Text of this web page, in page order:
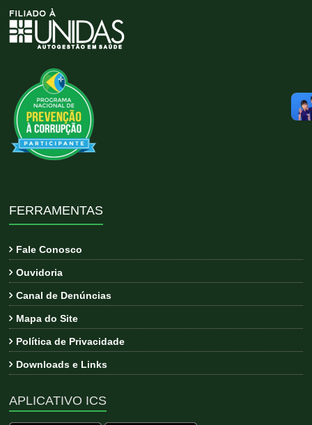
FERRAMENTAS
Fale Conosco
Ouvidoria
Canal de Denúncias
Mapa do Site
Política de Privacidade
Downloads e Links
APLICATIVO ICS